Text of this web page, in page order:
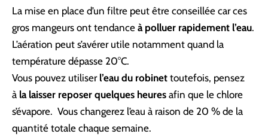
La mise en place d’un filtre peut être conseillée car ces
gros mangeurs ont tendance à polluer rapidement l’eau.
L’aération peut s’avérer utile notamment quand la
température dépasse 20°C.
Vous pouvez utiliser l’eau du robinet toutefois, pensez
à la laisser reposer quelques heures afin que le chlore
s’évapore. Vous changerez l’eau à raison de 20 % de la
quantité totale chaque semaine.